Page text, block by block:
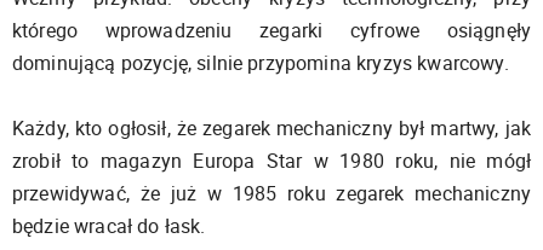
którego wprowadzeniu zegarki cyfrowe osiągnęły
dominującą pozycję, silnie przypomina kryzys kwarcowy.
Każdy, kto ogłosił, że zegarek mechaniczny był martwy, jak
zrobił to magazyn Europa Star w 1980 roku, nie mógł
przewidywać, że już w 1985 roku zegarek mechaniczny
będzie wracał do łask.